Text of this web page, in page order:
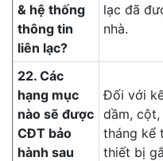
& hệ thống
thông tin
liên lạc?
lạc đã
nhà.
22. Các
hạng mục
nào sẽ được
CĐT bảo
hành sau
Đối với
dầm,
tháng kể
thiết bị